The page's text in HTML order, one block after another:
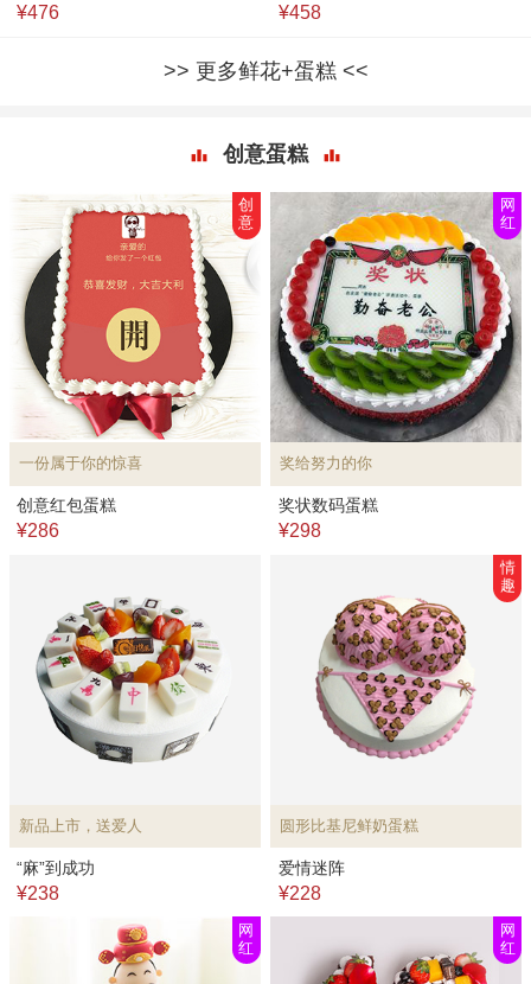
¥476 ¥458
更多鲜花+蛋糕
创意蛋糕
一份属于你的惊喜
创
意
创意红包蛋糕
¥286
奖给努力的你
网
红
奖状数码蛋糕
¥298
新品上市，送爱人
“麻”到成功
¥238
圆形比基尼鲜奶蛋糕
情
趣
爱情迷阵
¥228
网
红
网
红